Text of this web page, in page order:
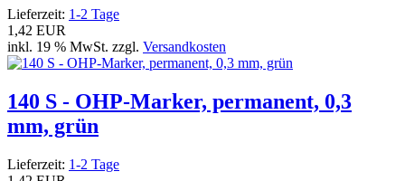
Lieferzeit: 1-2 Tage
1,42 EUR
inkl. 19 % MwSt. zzgl. Versandkosten
140 S - OHP-Marker, permanent, 0,3
mm, grün
Lieferzeit: 1-2 Tage